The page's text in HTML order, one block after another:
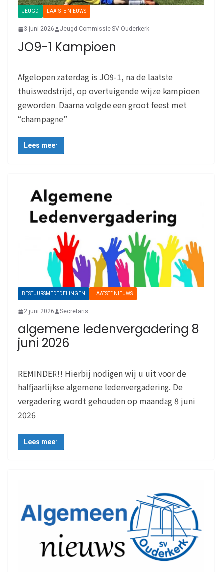
JEUGD LAATSTE NIEUWS
3 juni 2026 Jeugd Commissie SV Ouderkerk
JO9-1 Kampioen
Afgelopen zaterdag is JO9-1, na de laatste
thuiswedstrijd, op overtuigende wijze kampioen
geworden. Daarna volgde een groot feest met
“champagne”
Lees meer
BESTUURSMEDEDELINGEN LAATSTE NIEUWS
2 juni 2026 Secretaris
algemene ledenvergadering 8
juni 2026
REMINDER!! Hierbij nodigen wij u uit voor de
halfjaarlijkse algemene ledenvergadering. De
vergadering wordt gehouden op maandag 8 juni
2026
Lees meer